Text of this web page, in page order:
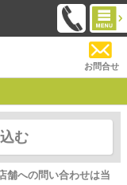
お問合せ
む
舗への問い合わせは当